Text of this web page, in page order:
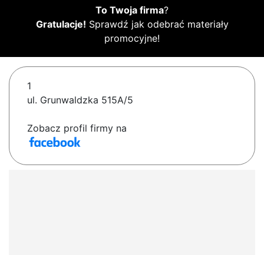
To Twoja firma?
Gratulacje! Sprawdź jak odebrać materiały
promocyjne!
1
ul. Grunwaldzka 515A/5
Zobacz profil firmy na